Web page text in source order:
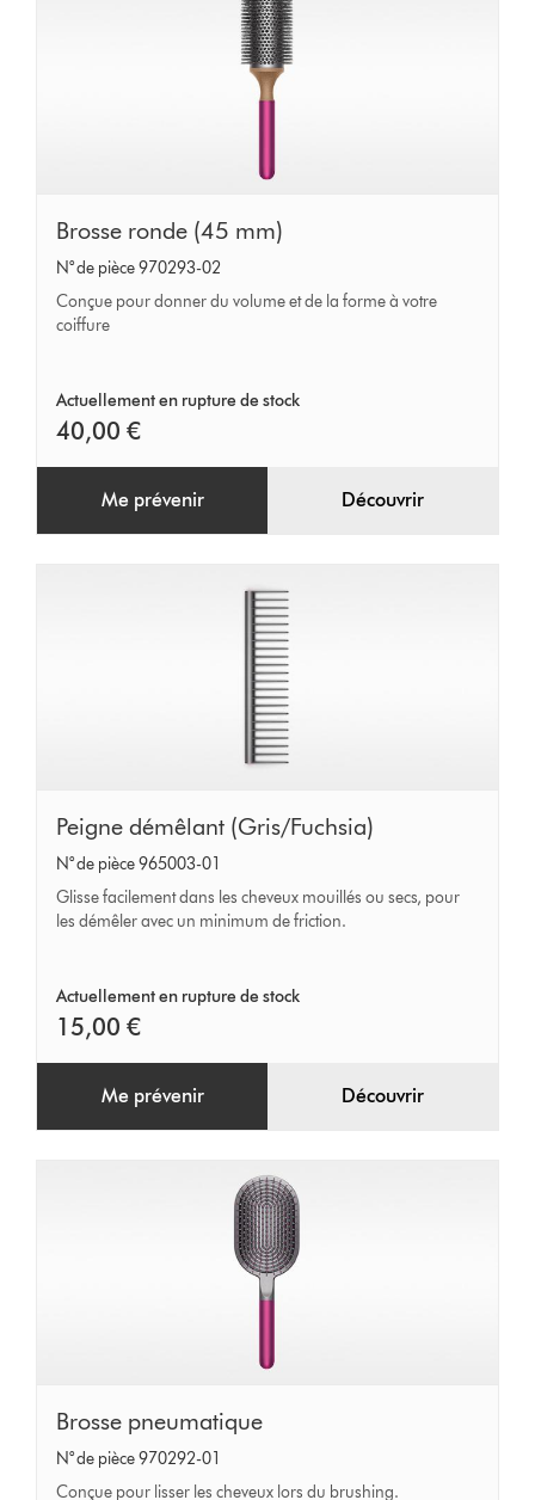
Brosse
ronde
(45
mm)
Brosse ronde (45 mm)
N° de pièce 970293-02
Conçue pour donner du volume et de la forme à votre
coiffure
Actuellement en rupture de stock
40,00 €
Me prévenir Découvrir
Peigne
démêlant
(Gris/Fuchsia)
Peigne démêlant (Gris/Fuchsia)
N° de pièce 965003-01
Glisse facilement dans les cheveux mouillés ou secs, pour
les démêler avec un minimum de friction.
Actuellement en rupture de stock
15,00 €
Me prévenir Découvrir
Brosse
pneumatique
Brosse pneumatique
N° de pièce 970292-01
Conçue pour lisser les cheveux lors du brushing.